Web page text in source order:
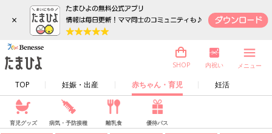
×
TOP 妊娠・出産 赤ちゃん・育児 妊活
SHOP 内祝い メニュー
育児グッズ 病気・予防接種 離乳食 優待パス